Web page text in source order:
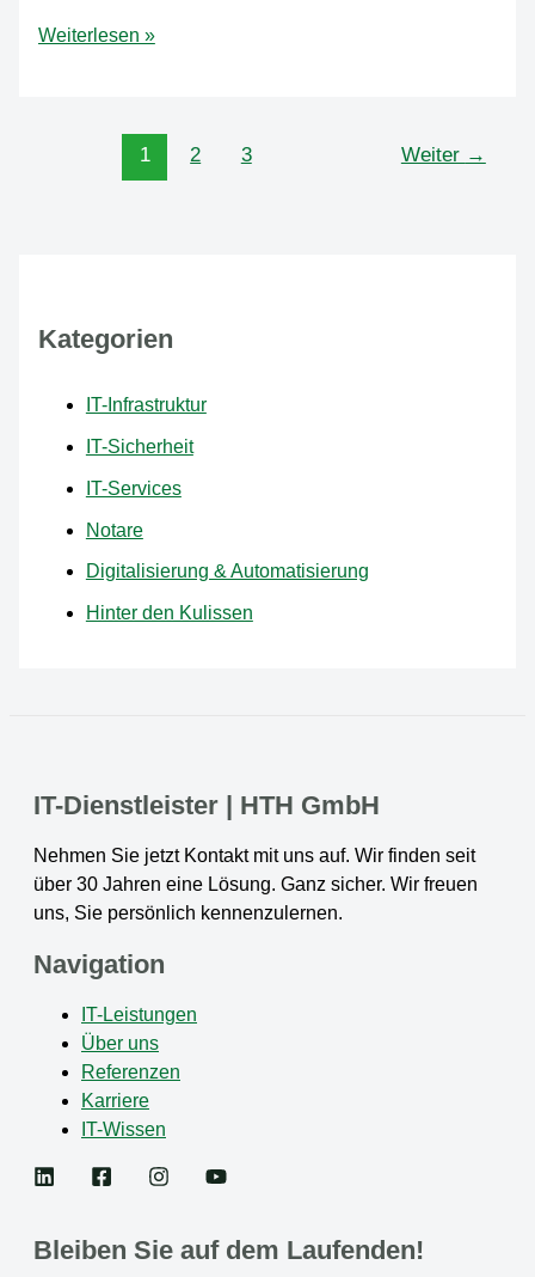
Mit
Weiterlesen »
1 2 3 Weiter →
Kategorien
IT-Infrastruktur
IT-Sicherheit
IT-Services
Notare
Digitalisierung & Automatisierung
Hinter den Kulissen
IT-Dienstleister | HTH GmbH
Nehmen Sie jetzt Kontakt mit uns auf. Wir finden seit
über 30 Jahren eine Lösung. Ganz sicher. Wir freuen
uns, Sie persönlich kennenzulernen.
Navigation
IT-Leistungen
Über uns
Referenzen
Karriere
IT-Wissen
Bleiben Sie auf dem Laufenden!